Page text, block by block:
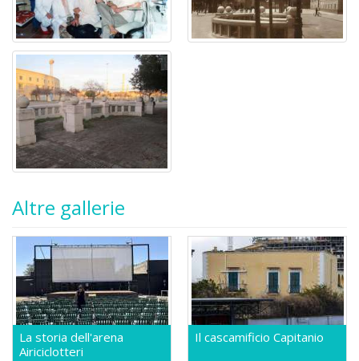
Altre gallerie
La storia dell'arena
Airiciclotteri
Il cascamificio Capitanio